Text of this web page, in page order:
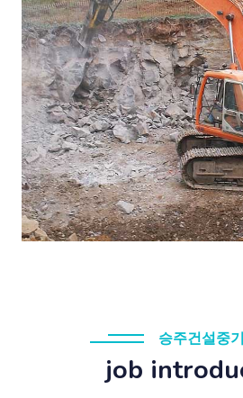
승주건설중기
job